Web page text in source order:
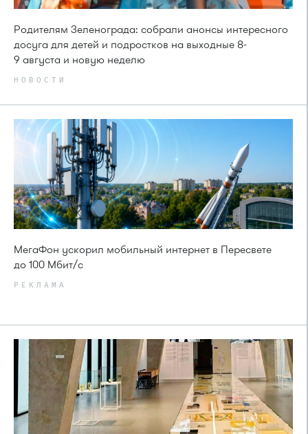
Родителям Зеленограда: собрали анонсы интересного
досуга для детей и подростков на выходные 8-
9 августа и новую неделю
НОВОСТИ
МегаФон ускорил мобильный интернет в Пересвете
до 100 Мбит/с
РЕКЛАМА